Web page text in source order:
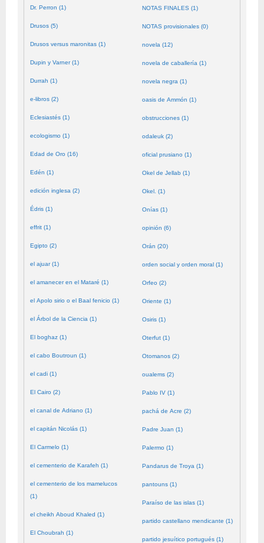
Dr. Perron (1)
Drusos (5)
Drusos versus maronitas (1)
Dupin y Varner (1)
Durrah (1)
e-libros (2)
Eclesiastés (1)
ecologismo (1)
Edad de Oro (16)
Edén (1)
edición inglesa (2)
Édris (1)
effrit (1)
Egipto (2)
el ajuar (1)
el amanecer en el Mataré (1)
el Apolo sirio o el Baal fenicio (1)
el Árbol de la Ciencia (1)
El boghaz (1)
el cabo Boutroun (1)
el cadi (1)
El Cairo (2)
el canal de Adriano (1)
el capitán Nicolás (1)
El Carmelo (1)
el cementerio de Karafeh (1)
el cementerio de los mamelucos
(1)
el cheikh Aboud Khaled (1)
El Choubrah (1)
NOTAS FINALES (1)
NOTAS provisionales (0)
novela (12)
novela de caballería (1)
novela negra (1)
oasis de Ammón (1)
obstrucciones (1)
odaleuk (2)
oficial prusiano (1)
Okel de Jellab (1)
Okel. (1)
Onías (1)
opinión (6)
Orán (20)
orden social y orden moral (1)
Orfeo (2)
Oriente (1)
Osiris (1)
Oterfut (1)
Otomanos (2)
oualems (2)
Pablo IV (1)
pachá de Acre (2)
Padre Juan (1)
Palermo (1)
Pandarus de Troya (1)
pantouns (1)
Paraíso de las islas (1)
partido castellano mendicante (1)
partido jesuítico portugués (1)